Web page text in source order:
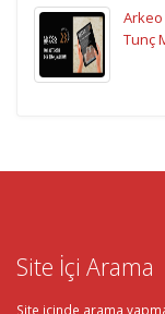
Arkeo
Tunç
Site İçi Arama
Site içinde arama